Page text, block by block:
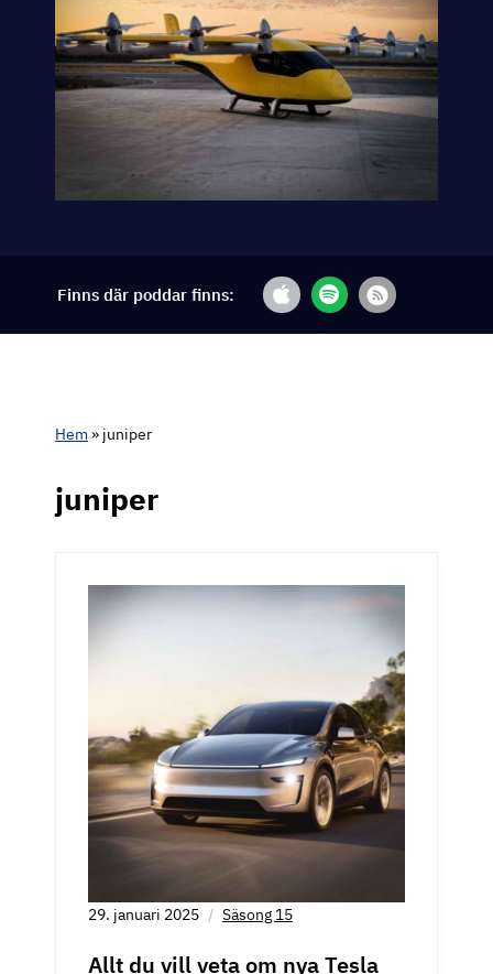
Finns där poddar finns:
Hem» juniper
juniper
29. januari 2025 Säsong 15
Allt du vill veta om nya Tesla